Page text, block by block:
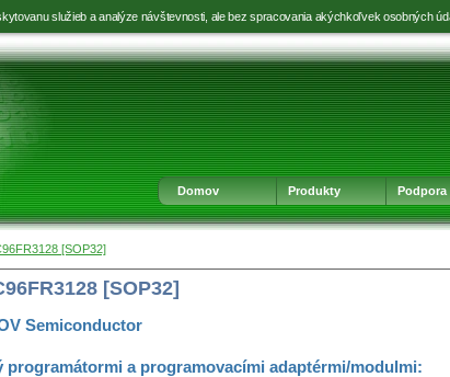
služieb a analýze návštevnosti, ale bez spracovania akýchkoľvek osobných
na
výber
jazyka
na
hlavnú
navigáciu
na
obsah
na
navigáciu
v
päte
Domov Produkty Podpora
[SOP32]
[SOP32]
Semiconductor
programátormi a programovacími adaptérmi/modulmi: